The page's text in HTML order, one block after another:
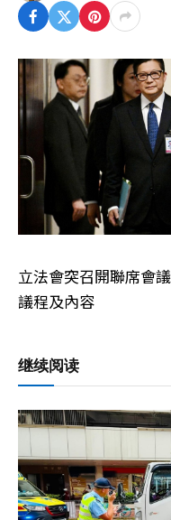
立法會突召開聯席會
議程及內容
继续阅读